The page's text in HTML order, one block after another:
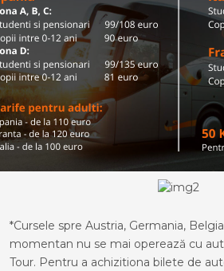
*Cursele spre Austria, Germania,
momentan nu se mai operează cu
Tour. Pentru a achizitiona bilete de